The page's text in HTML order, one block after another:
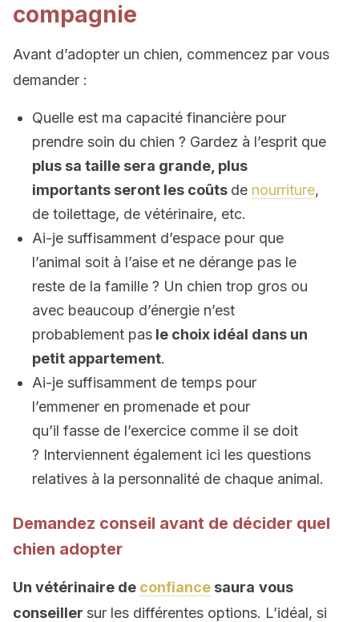
compagnie
Avant d’adopter un chien, commencez par vous
demander :
Quelle est ma capacité financière pour
prendre soin du chien ? Gardez à l’esprit que
plus sa taille sera grande, plus
importants seront les coûts de nourriture,
de toilettage, de vétérinaire, etc.
Ai-je suffisamment d’espace pour que
l’animal soit à l’aise et ne dérange pas le
reste de la famille ? Un chien trop gros ou
avec beaucoup d’énergie n’est
probablement pas le choix idéal dans un
petit appartement.
Ai-je suffisamment de temps pour
l’emmener en promenade et pour
qu’il fasse de l’exercice comme il se doit
? Interviennent également ici les questions
relatives à la personnalité de chaque animal.
Demandez conseil avant de décider quel
chien adopter
Un vétérinaire de confiance saura vous
conseiller sur les différentes options. L’idéal, si